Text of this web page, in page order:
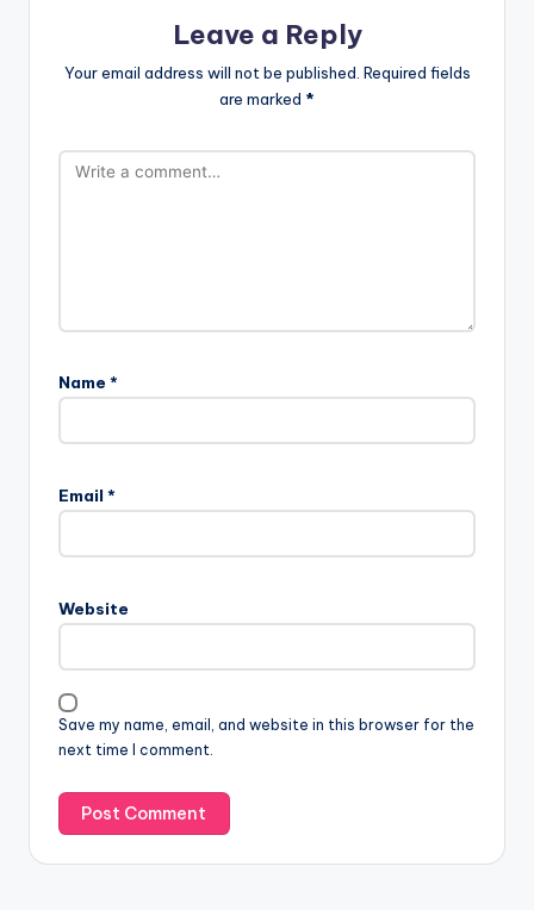
Leave a Reply
Your email address will not be published. Required fields
are marked *
Name *
Email *
Website
Save my name, email, and website in this browser for the
next time I comment.